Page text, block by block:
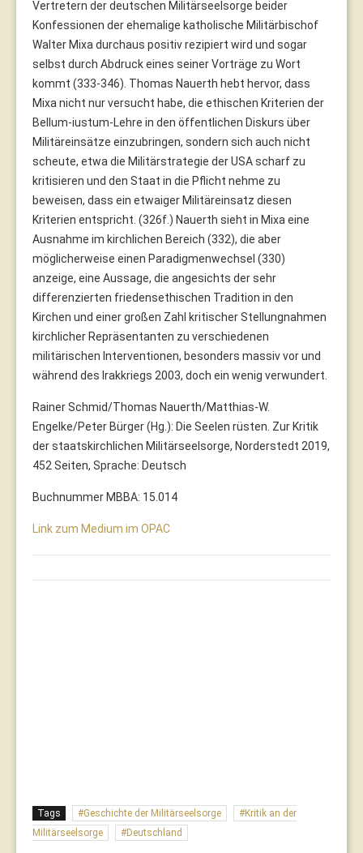
Vertretern der deutschen Militärseelsorge beider
Konfessionen der ehemalige katholische Militärbischof
Walter Mixa durchaus positiv rezipiert wird und sogar
selbst durch Abdruck eines seiner Vorträge zu Wort
kommt (333-346). Thomas Nauerth hebt hervor, dass
Mixa nicht nur versucht habe, die ethischen Kriterien der
Bellum-iustum-Lehre in den öffentlichen Diskurs über
Militäreinsätze einzubringen, sondern sich auch nicht
scheute, etwa die Militärstrategie der USA scharf zu
kritisieren und den Staat in die Pflicht nehme zu
beweisen, dass ein etwaiger Militäreinsatz diesen
Kriterien entspricht. (326f.) Nauerth sieht in Mixa eine
Ausnahme im kirchlichen Bereich (332), die aber
möglicherweise einen Paradigmenwechsel (330)
anzeige, eine Aussage, die angesichts der sehr
differenzierten friedensethischen Tradition in den
Kirchen und einer großen Zahl kritischer Stellungnahmen
kirchlicher Repräsentanten zu verschiedenen
militärischen Interventionen, besonders massiv vor und
während des Irakkriegs 2003, doch ein wenig verwundert.
Rainer Schmid/Thomas Nauerth/Matthias-W.
Engelke/Peter Bürger (Hg.): Die Seelen rüsten. Zur Kritik
der staatskirchlichen Militärseelsorge, Norderstedt 2019,
452 Seiten, Sprache: Deutsch
Buchnummer MBBA: 15.014
Link zum Medium im OPAC
Tags Geschichte der Militärseelsorge
Kritik an der
Militärseelsorge
Deutschland